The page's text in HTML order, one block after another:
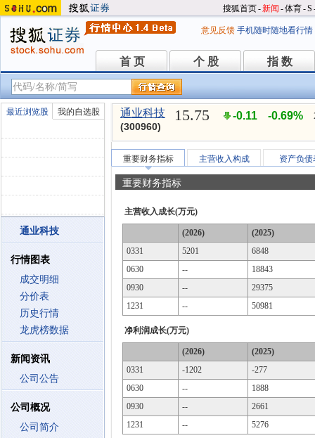
搜狐首页-新闻 -体育-S
意见反馈 手机随时随地看行情
首 页
首 页 个 股
个 股 指 数
指 数
最近浏览股 我的自选股
通业科技
行情图表
成交明细
分价表
历史行情
龙虎榜数据
新闻资讯
公司公告
公司概况
公司简介
通业科技
(300960)
15.75 -0.11 -0.69%
重要财务指标 主营收入构成 资产负债
重要财务指标
主营收入成长(万元)
(2026)
(2025)
0331
5201
6848
0630
--
18843
0930
--
29375
1231
-- 50981
净利润成长(万元)
(2026)
(2025)
0331
-1202
-277
0630
--
1888
0930
--
2661
1231
-- 5276